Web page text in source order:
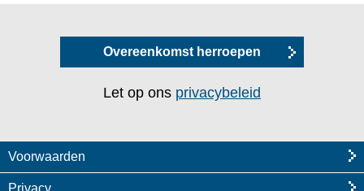
Overeenkomst herroepen
Let op ons privacybeleid
Voorwaarden
Privacy